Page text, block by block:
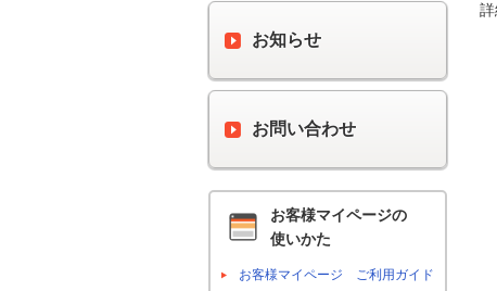
お知らせ
お問い合わせ
お客様マイページの
使いかた
お客様マイページ ご利用ガイド